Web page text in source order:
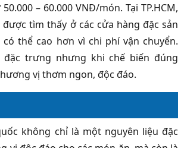
– 60.000 VNĐ/món. Tại TP.HCM,
tìm thấy ở các cửa hàng đặc sản
có thể cao hơn vì chi phí vận chuyển.
đặc trưng nhưng khi chế biến đúng
vị thơm ngon, độc đáo.
không chỉ là một nguyên liệu đặc